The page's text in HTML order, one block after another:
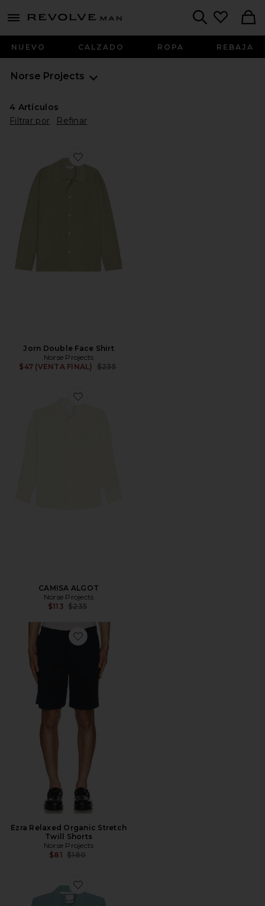
menu - shows more content
Revolve
NUEVO CALZADO ROPA REBAJA
Norse Projects
4 Artículos
Filtrar por
Refinar
Favorite Jorn Double Face Shirt
Jorn Double Face Shirt
Norse Projects
$47 (VENTA FINAL)
Previous price:
$235
Favorite CAMISA ALGOT
CAMISA ALGOT
Norse Projects
$113 Previous price:
$235
Favorite Ezra Relaxed Organic Stretch Twill Shorts
Ezra Relaxed Organic Stretch
Twill Shorts
Norse Projects
$81 Previous price:
$180
Favorite CAMISA ALGOT